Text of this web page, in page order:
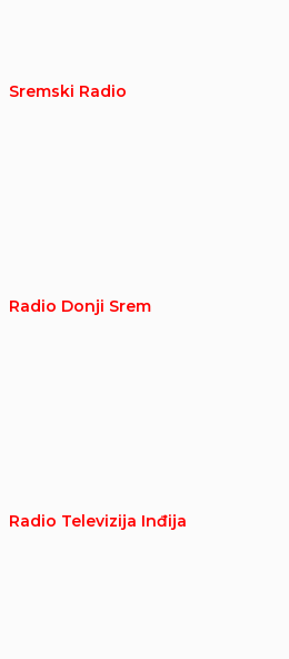
Sremski Radio
Radio Donji Srem
Radio Televizija Inđija